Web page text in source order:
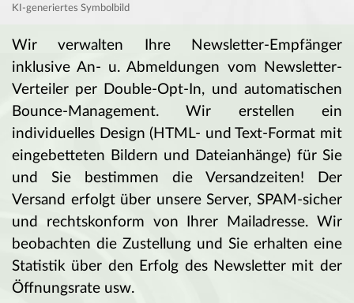
KI-generiertes Symbolbild
Wir verwalten Ihre Newsletter-Empfänger
inklusive An- u. Abmeldungen vom Newsletter-
Verteiler per Double-Opt-In, und automatischen
Bounce-Management.Wir erstellen ein
individuelles Design (HTML- und Text-Format mit
eingebetteten Bildern und Dateianhänge) für Sie
und Sie bestimmen die Versandzeiten! Der
Versand erfolgt über unsere Server, SPAM-sicher
und rechtskonform von Ihrer Mailadresse. Wir
beobachten die Zustellung und Sie erhalten eine
Statistik über den Erfolg des Newsletter mit der
Öffnungsrate usw.